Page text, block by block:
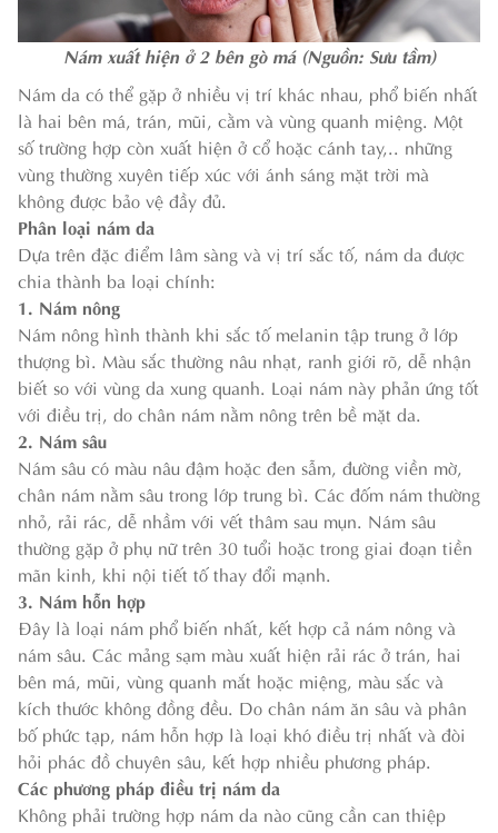
Nám xuất hiện ở 2 bên gò má (Nguồn: Sưu tầm)
Nám da có thể gặp ở nhiều vị trí khác nhau, phổ biến nhất
là hai bên má, trán, mũi, cằm và vùng quanh miệng. Một
số trường hợp còn xuất hiện ở cổ hoặc cánh tay,.. những
vùng thường xuyên tiếp xúc với ánh sáng mặt trời mà
không được bảo vệ đầy đủ.
Phân loại nám da
Dựa trên đặc điểm lâm sàng và vị trí sắc tố, nám da được
chia thành ba loại chính:
1. Nám nông
Nám nông hình thành khi sắc tố melanin tập trung ở lớp
thượng bì. Màu sắc thường nâu nhạt, ranh giới rõ, dễ nhận
biết so với vùng da xung quanh. Loại nám này phản ứng tốt
với điều trị, do chân nám nằm nông trên bề mặt da.
2. Nám sâu
Nám sâu có màu nâu đậm hoặc đen sẫm, đường viền mờ,
chân nám nằm sâu trong lớp trung bì. Các đốm nám thường
nhỏ, rải rác, dễ nhầm với vết thâm sau mụn. Nám sâu
thường gặp ở phụ nữ trên 30 tuổi hoặc trong giai đoạn tiền
mãn kinh, khi nội tiết tố thay đổi mạnh.
3. Nám hỗn hợp
Đây là loại nám phổ biến nhất, kết hợp cả nám nông và
nám sâu. Các mảng sạm màu xuất hiện rải rác ở trán, hai
bên má, mũi, vùng quanh mắt hoặc miệng, màu sắc và
kích thước không đồng đều. Do chân nám ăn sâu và phân
bố phức tạp, nám hỗn hợp là loại khó điều trị nhất và đòi
hỏi phác đồ chuyên sâu, kết hợp nhiều phương pháp.
Các phương pháp điều trị nám da
Không phải trường hợp nám da nào cũng cần can thiệp